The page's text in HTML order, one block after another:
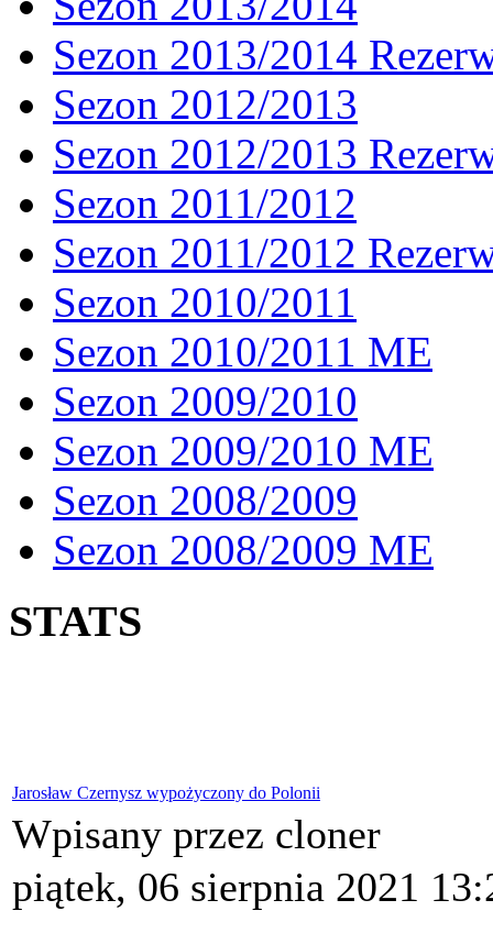
Sezon 2013/2014
Sezon 2012/2013
Sezon 2012/2013
Sezon 2011/2012
Sezon 2011/2012
Sezon 2010/2011
Sezon 2010/2011 ME
Sezon 2009/2010
Sezon 2009/2010 ME
Sezon 2008/2009
Sezon 2008/2009 ME
STATS
Jarosław Czernysz wypożyczony do Polonii
Wpisany przez cloner
piątek, 06 sierpnia 2021